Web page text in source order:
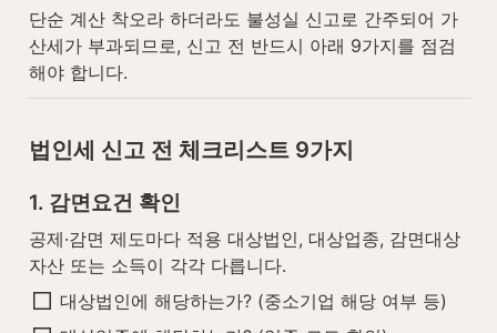
단순 계산 착오라 하더라도 불성실 신고로 간주되어 가
산세가 부과되므로, 신고 전 반드시 아래 9가지를 점검
해야 합니다.
법인세 신고 전 체크리스트 9가지
1. 감면요건 확인
공제·감면 제도마다 적용 대상법인, 대상업종, 감면대상
자산 또는 소득이 각각 다릅니다.
대상법인에 해당하는가? (중소기업 해당 여부 등)